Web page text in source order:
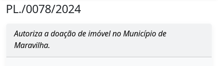
PL./0078/2024
Autoriza a doação de imóvel no Município de
Maravilha.